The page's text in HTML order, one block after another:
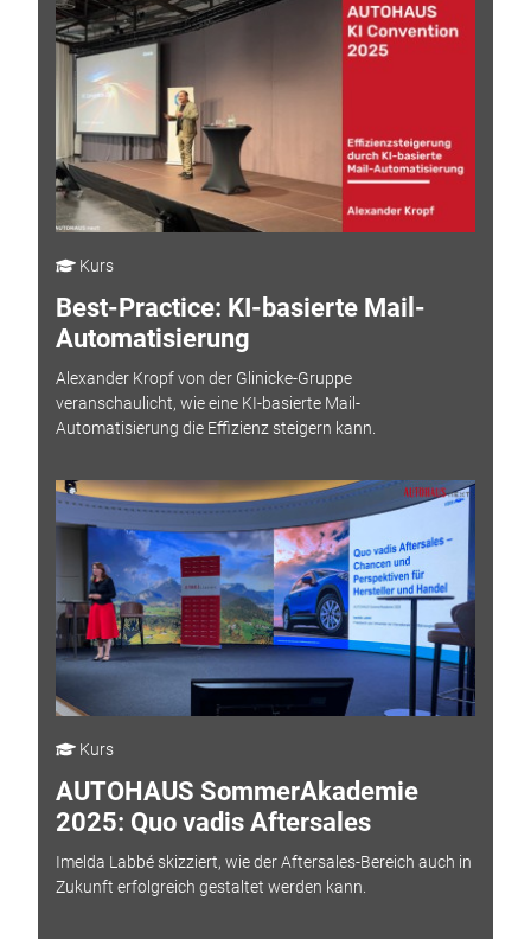
Kurs
Best-Practice: KI-basierte Mail-
Automatisierung
Alexander Kropf von der Glinicke-Gruppe
veranschaulicht, wie eine KI-basierte Mail-
Automatisierung die Effizienz steigern kann.
Kurs
AUTOHAUS SommerAkademie
2025: Quo vadis Aftersales
Imelda Labbé skizziert, wie der Aftersales-Bereich auch in
Zukunft erfolgreich gestaltet werden kann.